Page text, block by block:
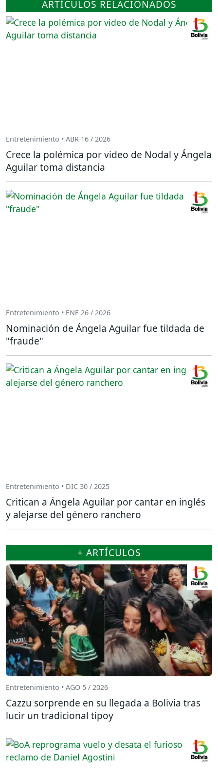
ARTÍCULOS RELACIONADOS
Entretenimiento • ABR 16 / 2026
Crece la polémica por video de Nodal y Ángela
Aguilar toma distancia
Entretenimiento • ENE 26 / 2026
Nominación de Ángela Aguilar fue tildada de
"fraude"
Entretenimiento • DIC 30 / 2025
Critican a Ángela Aguilar por cantar en inglés
y alejarse del género ranchero
+ ARTÍCULOS
Entretenimiento • AGO 5 / 2026
Cazzu sorprende en su llegada a Bolivia tras
lucir un tradicional tipoy